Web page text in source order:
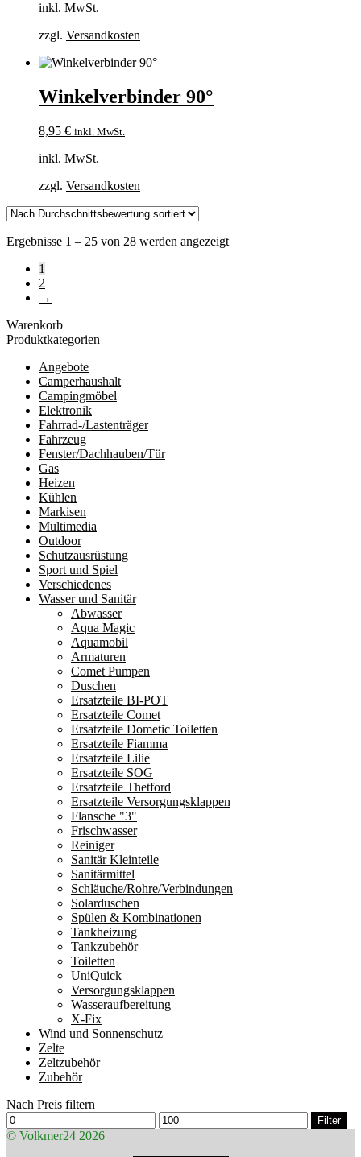
inkl. MwSt.
zzgl. Versandkosten
Winkelverbinder 90°
8,95 € inkl. MwSt.
inkl. MwSt.
zzgl. Versandkosten
Ergebnisse 1 – 25 von 28 werden angezeigtNach
1
2
→
Warenkorb
Produktkategorien
Angebote
Camperhaushalt
Campingmöbel
Elektronik
Fahrrad-/Lastenträger
Fahrzeug
Fenster/Dachhauben/Tür
Gas
Heizen
Kühlen
Markisen
Multimedia
Outdoor
Schutzausrüstung
Sport und Spiel
Verschiedenes
Wasser und Sanitär
Abwasser
Aqua Magic
Aquamobil
Armaturen
Comet Pumpen
Duschen
Ersatzteile BI-POT
Ersatzteile Comet
Ersatzteile Dometic Toiletten
Ersatzteile Fiamma
Ersatzteile Lilie
Ersatzteile SOG
Ersatzteile Thetford
Ersatzteile Versorgungsklappen
Flansche "3"
Frischwasser
Reiniger
Sanitär Kleinteile
Sanitärmittel
Schläuche/Rohre/Verbindungen
Solarduschen
Spülen & Kombinationen
Tankheizung
Tankzubehör
Toiletten
UniQuick
Versorgungsklappen
Wasseraufbereitung
X-Fix
Wind und Sonnenschutz
Zelte
Zeltzubehör
Zubehör
Nach Preis filtern
Min.
Preis
Max.
Preis
Filter
© Volkmer24 2026